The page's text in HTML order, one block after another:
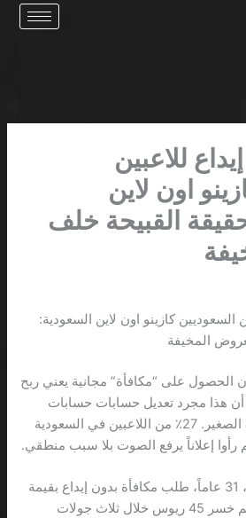
للاعبين
اون لاين
القبيحة خلف
السعوديين كازينو اون لاين السعودية:
المخيفة
الحصول على “مكافأة” مجانية يعني ربح
هذا مجرد تعديل حسابات حسابات
حسابات تُقاس بالحساب الصغير. 27٪ من اللاعبين في السعودية
رأوا إعلاناً يرفع الصوت بلا سبب منطقي.
أحد الأمثلة الحيّة: سامي، 31 عاماً، طلب مكافأة بدون إيداع بقيمة
10 ريوس من Betway، ثم خسر 45 ريوس خلال ثلاث جولات